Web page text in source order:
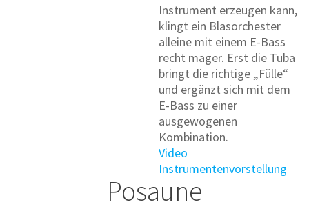
Instrument erzeugen kann,
klingt ein Blasorchester
alleine mit einem E-Bass
recht mager. Erst die Tuba
bringt die richtige „Fülle“
und ergänzt sich mit dem
E-Bass zu einer
ausgewogenen
Kombination.
Video
Instrumentenvorstellung
Posaune